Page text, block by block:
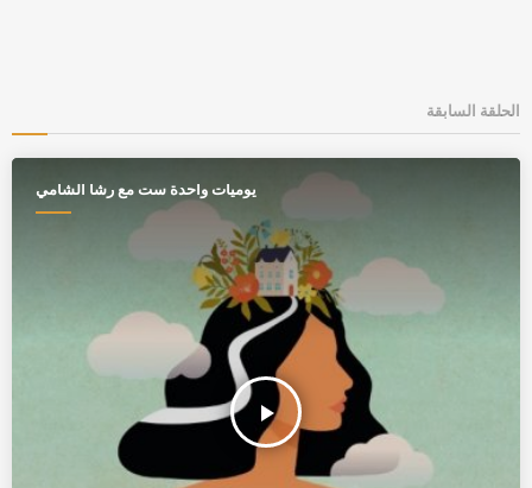
الحلقة السابقة
يوميات واحدة ست مع رشا الشامي
play_arrow